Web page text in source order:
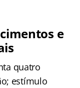
e
quatro
estímulo